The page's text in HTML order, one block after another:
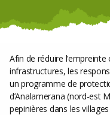
Afin de réduire
infrastructures, les
un programme de
d’Analamerana (nord-est
pepinières dans les